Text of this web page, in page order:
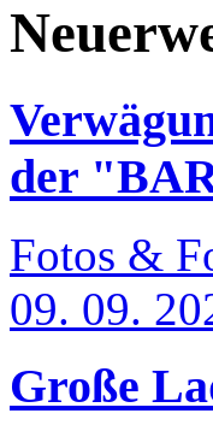
der
Fotos &
09. 09.
Große